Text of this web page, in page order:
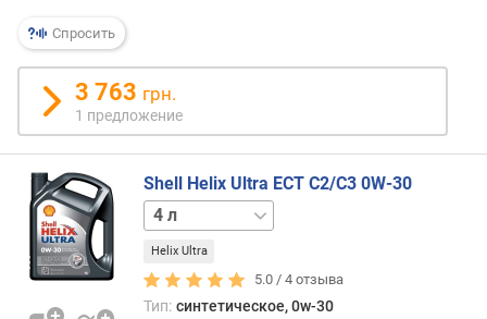
б
а
л
н
и
я
п
о
к
о
Спросить
3 763 грн.
1 предложение
Shell Helix Ultra ECT C2/C3 0W-30
1 л 5 л
Helix Ultra
5.0 /4 отзыва
Тип: синтетическое, 0w-30